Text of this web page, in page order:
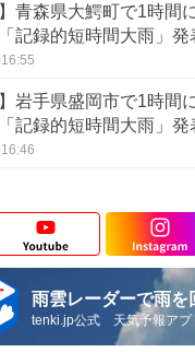
】青森県大鰐町で1時間
記録的短時間大雨」発
】岩手県盛岡市で1時間
記録的短時間大雨」発
雨雲レーダーで雨を
tenki.jp公式 天気予報アプ